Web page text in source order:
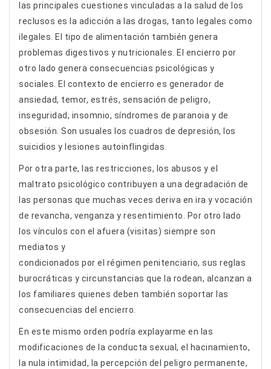
las principales cuestiones vinculadas a la salud de los
reclusos es la adicción a las drogas, tanto legales como
ilegales. El tipo de alimentación también genera
problemas digestivos y nutricionales. El encierro por
otro lado genera consecuencias psicológicas y
sociales. El contexto de encierro es generador de
ansiedad, temor, estrés, sensación de peligro,
inseguridad, insomnio, síndromes de paranoia y de
obsesión. Son usuales los cuadros de depresión, los
suicidios y lesiones autoinflingidas.
Por otra parte, las restricciones, los abusos y el
maltrato psicológico contribuyen a una degradación de
las personas que muchas veces deriva en ira y vocación
de revancha, venganza y resentimiento. Por otro lado
los vínculos con el afuera (visitas) siempre son
mediatos y
condicionados por el régimen penitenciario, sus reglas
burocráticas y circunstancias que la rodean, alcanzan a
los familiares quienes deben también soportar las
consecuencias del encierro.
En este mismo orden podría explayarme en las
modificaciones de la conducta sexual, el hacinamiento,
la nula intimidad, la percepción del peligro permanente,